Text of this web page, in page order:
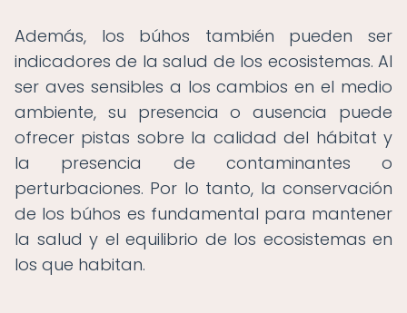
Además, los búhos también pueden ser
indicadores de la salud de los ecosistemas. Al
ser aves sensibles a los cambios en el medio
ambiente, su presencia o ausencia puede
ofrecer pistas sobre la calidad del hábitat y
la presencia de contaminantes o
perturbaciones. Por lo tanto, la conservación
de los búhos es fundamental para mantener
la salud y el equilibrio de los ecosistemas en
los que habitan.